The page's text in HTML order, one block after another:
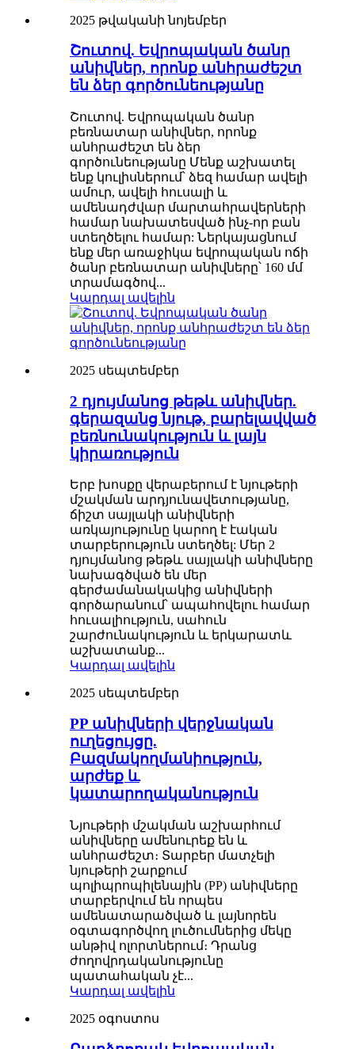
2025 թվականի նոյեմբեր
Շուտով. Եվրոպական ծանր
անիվներ, որոնք անհրաժեշտ
են ձեր գործունեությանը
Շուտով. Եվրոպական ծանր
բեռնատար անիվներ, որոնք
անհրաժեշտ են ձեր
գործունեությանը Մենք աշխատել
ենք կուլիսներում՝ ձեզ համար ավելի
ամուր, ավելի հուսալի և
ամենադժվար մարտահրավերների
համար նախատեսված ինչ-որ բան
ստեղծելու համար: Ներկայացնում
ենք մեր առաջիկա եվրոպական ոճի
ծանր բեռնատար անիվները՝ 160 մմ
տրամագծով...
Կարդալ ավելին
2025 սեպտեմբեր
2 դյույմանոց թեթև անիվներ.
գերազանց նյութ, բարելավված
բեռնունակություն և լայն
կիրառություն
Երբ խոսքը վերաբերում է նյութերի
մշակման արդյունավետությանը,
ճիշտ սայլակի անիվների
առկայությունը կարող է էական
տարբերություն ստեղծել: Մեր 2
դյույմանոց թեթև սայլակի անիվները
նախագծված են մեր
գերժամանակակից անիվների
գործարանում՝ ապահովելու համար
հուսալիություն, սահուն
շարժունակություն և երկարատև
աշխատանք...
Կարդալ ավելին
2025 սեպտեմբեր
PP անիվների վերջնական
ուղեցույցը.
Բազմակողմանիություն,
արժեք և
կատարողականություն
Նյութերի մշակման աշխարհում
անիվները ամենուրեք են և
անհրաժեշտ։ Տարբեր մատչելի
նյութերի շարքում
պոլիպրոպիլենային (PP) անիվները
տարբերվում են որպես
ամենատարածված և լայնորեն
օգտագործվող լուծումներից մեկը
անթիվ ոլորտներում։ Դրանց
ժողովրդականությունը
պատահական չէ...
Կարդալ ավելին
2025 օգոստոս